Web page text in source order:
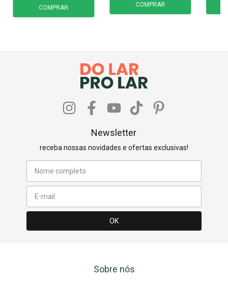
COMPRAR COMPRAR
Newsletter
receba nossas novidades e ofertas exclusivas!
Sobre nós